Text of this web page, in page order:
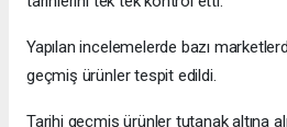
Yapılan incelemelerde bazı
geçmiş ürünler tespit edildi.
Tarihi geçmiş ürünler tutanak altına